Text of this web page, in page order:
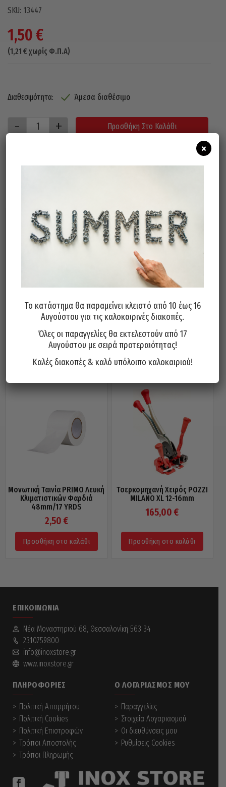
13447
1,50€
(1,21 € χωρίς Φ.Π.Α)
Διαθεσιμότητα: Άμεσα διαθέσιμο
Προσθήκη Στο Καλάθι
Χαρτοταινία PRIMO Λευκή
2,00 €
Προσθήκη στο καλάθι
Στρετς Φιλμ Χειρός PRIMO
9,00€
Προσθήκη στο καλάθι
Μονωτική Ταινία PRIMO Λευκή
Κλιματιστικών Φαρδιά
48mm/17 YRDS
2,50 €
Προσθήκη στο καλάθι
Τσερκομηχανή Χειρός POZZI
MILANO XL 12-16mm
165,00€
Προσθήκη στο καλάθι
ΕΠΙΚΟΙΝΩΝΊΑ
Νέα Mοναστηριού 68, Θεσσαλονίκη 563 34
2310759800
info@inoxstore.gr
www.inoxstore.gr
ΠΛΗΡΟΦΟΡΊΕΣ
Πολιτική Απορρήτου
Πολιτική Cookies
Πολιτική Επιστροφών
Τρόποι Αποστολής
Τρόποι Πληρωμής
Ο ΛΟΓΑΡΙΑΣΜΌΣ ΜΟΥ
Παραγγελίες
Στοιχεία Λογαριασμού
Οι διευθύνσεις μου
Ρυθμίσεις Cookies
Το κατάστημα θα παραμείνει κλειστό από 10 έως 16
Αυγούστου για τις καλοκαιρινές διακοπές.
Όλες οι παραγγελίες θα εκτελεστούν από 17
Αυγούστου με σειρά προτεραιότητας!
Καλές διακοπές & καλό υπόλοιπο καλοκαιριού!
×